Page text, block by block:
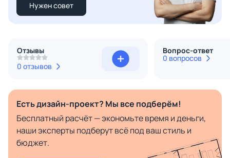
Нужен совет
Отзывы
0 отзывов
Вопрос-ответ
0 вопросов
Есть дизайн-проект? Мы все подберём!
Бесплатный расчёт — экономьте время и деньги,
наши эксперты подберут всё под ваш стиль и
бюджет.